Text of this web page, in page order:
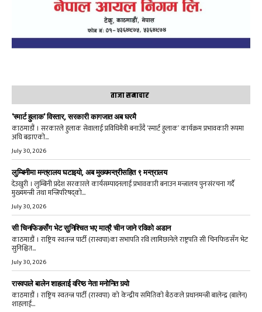
ताजा समाचार
‘स्मार्ट हुलाक’ विस्तार, सरकारी कागजात अब घरमै
काठमाडौं । सरकारले हुलाक सेवालाई प्रविधिमैत्री बनाउँदै ‘स्मार्ट हुलाक’ कार्यक्रम प्रभावकारी रूपमा
अघि बढाएको...
July 30, 2026
लुम्बिनीमा मन्त्रालय घटाइयो, अब मुख्यमन्त्रीसहित ९ मन्त्रालय
देउखुरी । लुम्बिनी प्रदेश सरकारले कार्यसम्पादनलाई प्रभावकारी बनाउन मन्त्रालय पुनःसंरचना गर्दै
मुख्यमन्त्री तथा मन्त्रिपरिषद्को...
July 30, 2026
सी चिनफिङसँग भेट सुनिश्चित भए मात्रै चीन जाने रविको अडान
काठमाडौं । राष्ट्रिय स्वतन्त्र पार्टी (रास्वपा)का सभापति रवि लामिछानेले राष्ट्रपति सी चिनफिङसँग भेट
सुनिश्चित...
July 30, 2026
रास्वपाले बालेन शाहलाई वरिष्ठ नेता मनोनित गर्‍यो
काठमाडौं । राष्ट्रिय स्वतन्त्र पार्टी (रास्वपा) को केन्द्रीय समितिको बैठकले प्रधानमन्त्री बालेन्द्र (बालेन)
शाहलाई...